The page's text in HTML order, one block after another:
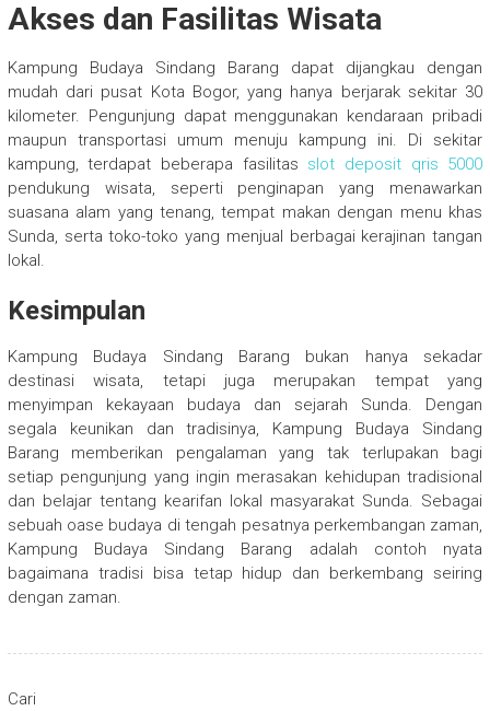
Akses dan Fasilitas Wisata
Kampung Budaya Sindang Barang dapat dijangkau dengan
mudah dari pusat Kota Bogor, yang hanya berjarak sekitar 30
kilometer. Pengunjung dapat menggunakan kendaraan pribadi
maupun transportasi umum menuju kampung ini. Di sekitar
kampung, terdapat beberapa fasilitas slot deposit qris 5000
pendukung wisata, seperti penginapan yang menawarkan
suasana alam yang tenang, tempat makan dengan menu khas
Sunda, serta toko-toko yang menjual berbagai kerajinan tangan
lokal.
Kesimpulan
Kampung Budaya Sindang Barang bukan hanya sekadar
destinasi wisata, tetapi juga merupakan tempat yang
menyimpan kekayaan budaya dan sejarah Sunda. Dengan
segala keunikan dan tradisinya, Kampung Budaya Sindang
Barang memberikan pengalaman yang tak terlupakan bagi
setiap pengunjung yang ingin merasakan kehidupan tradisional
dan belajar tentang kearifan lokal masyarakat Sunda. Sebagai
sebuah oase budaya di tengah pesatnya perkembangan zaman,
Kampung Budaya Sindang Barang adalah contoh nyata
bagaimana tradisi bisa tetap hidup dan berkembang seiring
dengan zaman.
Cari